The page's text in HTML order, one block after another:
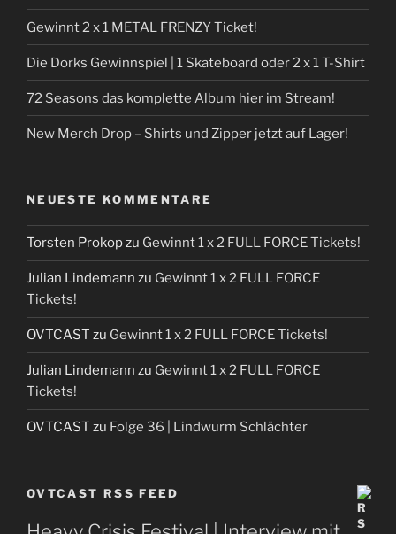
Gewinnt 2 x 1 METAL FRENZY Ticket!
Die Dorks Gewinnspiel | 1 Skateboard oder 2 x 1 T-Shirt
72 Seasons das komplette Album hier im Stream!
New Merch Drop – Shirts und Zipper jetzt auf Lager!
NEUESTE KOMMENTARE
Torsten Prokopzu Gewinnt 1 x 2 FULL FORCE Tickets!
Julian Lindemann zu Gewinnt 1 x 2 FULL FORCE
Tickets!
OVTCAST zu Gewinnt 1 x 2 FULL FORCE Tickets!
Julian Lindemann zu Gewinnt 1 x 2 FULL FORCE
Tickets!
OVTCAST zu Folge 36 | Lindwurm Schlächter
OVTCAST RSS FEED